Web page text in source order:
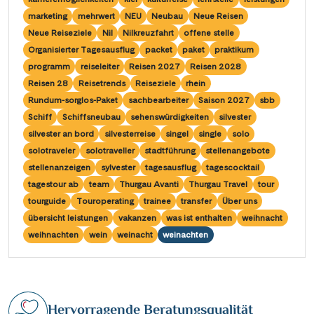
marketing
mehrwert NEU Neubau
Neue Reisen
Neue Reiseziele
Nil Nilkreuzfahrt
offene stelle
Organisierter Tagesausflug
packet paket
praktikum
programm
reiseleiter Reisen 2027
Reisen 2028
Reisen 28
Reisetrends Reiseziele
rhein
Rundum-sorglos-Paket
sachbearbeiter Saison 2027
sbb
Schiff
Schiffsneubau sehenswürdigkeiten
silvester
silvester an bord
silvesterreise singel single
solo
solotraveler
solotraveller stadtführung
stellenangebote
stellenanzeigen
sylvester tagesausflug
tagescocktail
tagestour ab
team Thurgau Avanti Thurgau Travel
tour
tourguide
Touroperating trainee transfer
Über uns
übersicht leistungen
vakanzen was ist enthalten
weihnacht
weihnachten
wein weinacht weinachten
Saar (10)
Seine, Oise & Schelde(6)
Spree (4)
Weser, Ems & Hunte(2)
Weser, Ems-/ Mittellandkanal (15)
Porta Nigra(12)
Reichsburg Cochem(15)
Saarschleife(7)
Schiffshebewerk Arzviller (3)
Schiffshebewerk Niederfinow(19)
Schiffshebewerk Scharnebeck(8)
Schloss Heidelberg(6)
Schloss Sanssouci (11)
Schloss Schönbrunn(5)
Schlögener Schlinge(8)
Stift Melk
Passau(7)
Porto(12)
Potsdam(1)
Regensburg(1)
Rotterdam (2)
Saarbrücken(5)
Saarburg(1)
Stralsund(6)
Strasbourg(1)
Valence